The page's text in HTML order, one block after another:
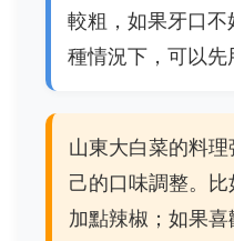
較粗，如果牙口
種情況下，可以先
山東大白菜的料
己的口味調整。
加點辣椒；如果